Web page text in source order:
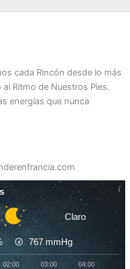
cada Rincón desde lo más
Ritmo de Nuestros Pies.
energías que nunca
Claro
767 mmHg
02:00 03:00 04:00